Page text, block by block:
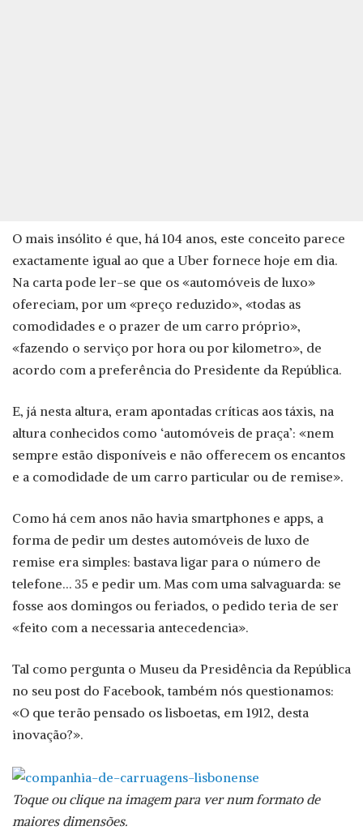
O mais insólito é que, há 104 anos, este conceito parece
exactamente igual ao que a Uber fornece hoje em dia.
Na carta pode ler-se que os «automóveis de luxo»
ofereciam, por um «preço reduzido», «todas as
comodidades e o prazer de um carro próprio»,
«fazendo o serviço por hora ou por kilometro», de
acordo com a preferência do Presidente da República.
E, já nesta altura, eram apontadas críticas aos táxis, na
altura conhecidos como ‘automóveis de praça’: «nem
sempre estão disponíveis e não offerecem os encantos
e a comodidade de um carro particular ou de remise».
Como há cem anos não havia smartphones e apps, a
forma de pedir um destes automóveis de luxo de
remise era simples: bastava ligar para o número de
telefone… 35 e pedir um. Mas com uma salvaguarda: se
fosse aos domingos ou feriados, o pedido teria de ser
«feito com a necessaria antecedencia».
Tal como pergunta o Museu da Presidência da República
no seu post do Facebook, também nós questionamos:
«O que terão pensado os lisboetas, em 1912, desta
inovação?».
Toque ou clique na imagem para ver num formato de
maiores dimensões.